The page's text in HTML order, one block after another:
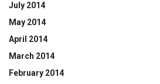
July 2014
May 2014
April 2014
March 2014
February 2014